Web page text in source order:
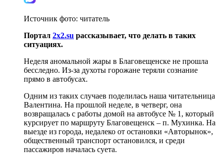
Источник фото: читатель
Портал 2х2.su рассказывает, что делать в таких
ситуациях.
Неделя аномальной жары в Благовещенске не прошла
бесследно. Из-за духоты горожане теряли сознание
прямо в автобусах.
Одним из таких случаев поделилась наша читательница
Валентина. На прошлой неделе, в четверг, она
возвращалась с работы домой на автобусе № 1, который
курсирует по маршруту Благовещенск – п. Мухинка. На
выезде из города, недалеко от остановки «Авторынок»,
общественный транспорт остановился, и среди
пассажиров началась суета.